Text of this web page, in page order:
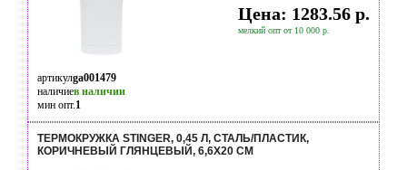
Цена: 1283.56 р.
мелкий опт от 10 000 р.
артикулga001479
наличиев наличии
мин опт.1
ТЕРМОКРУЖКА STINGER, 0,45 Л, СТАЛЬ/ПЛАСТИК,
КОРИЧНЕВЫЙ ГЛЯНЦЕВЫЙ, 6,6Х20 СМ